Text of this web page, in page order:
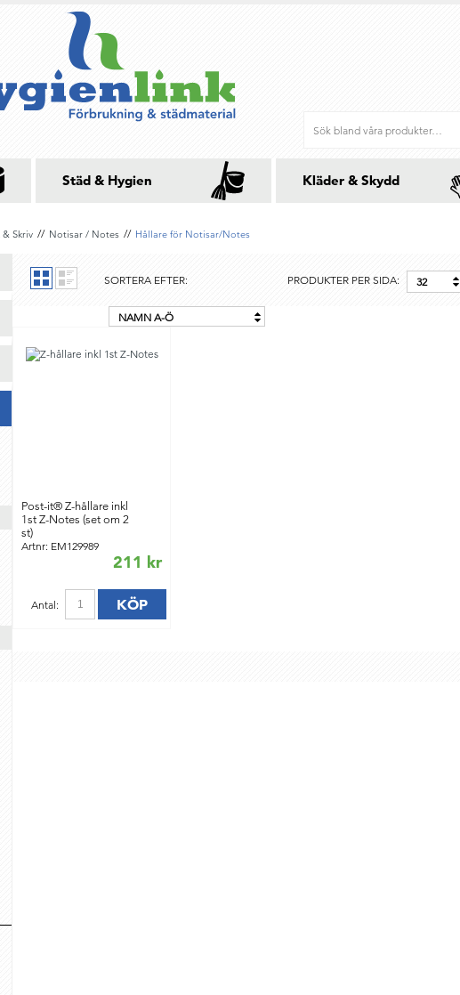
Städ & Hygien Kläder & Skydd
& Skriv // Notisar / Notes // Hållare för Notisar/Notes
SORTERA EFTER:
NAMN A-Ö
PRODUKTER PER SIDA: 32
Post-it® Z-hållare inkl
1st Z-Notes (set om 2
st)
Artnr: EM129989
211 kr
Antal: KÖP